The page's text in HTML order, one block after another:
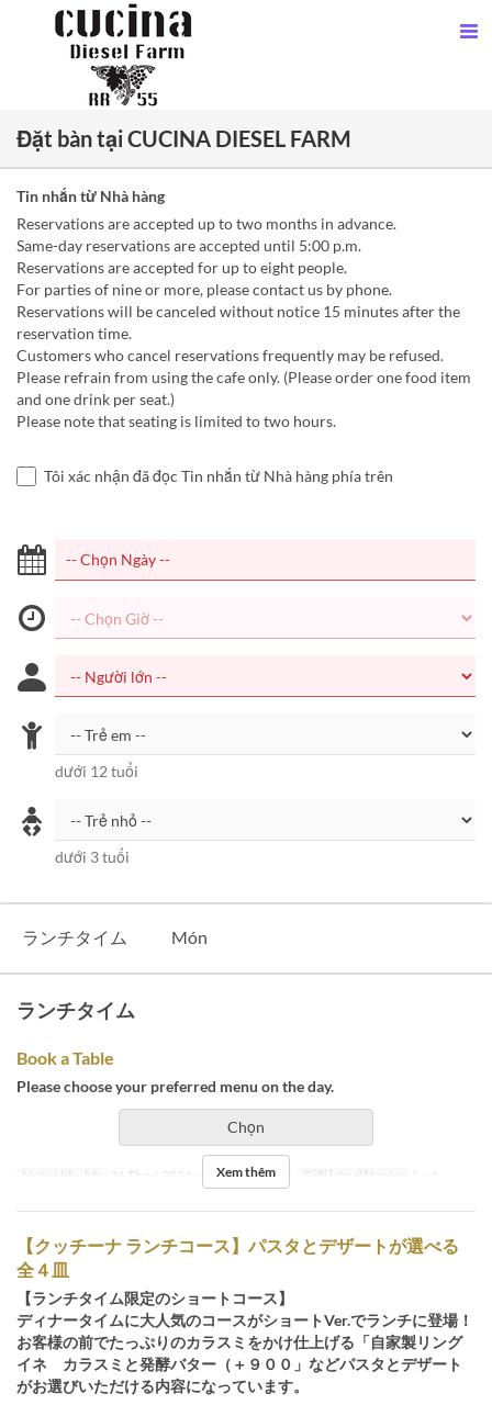
Đặt bàn tại CUCINA DIESEL FARM
Tin nhắn từ Nhà hàng
Reservations are accepted up to two months in advance.
Same-day reservations are accepted until 5:00 p.m.
Reservations are accepted for up to eight people.
For parties of nine or more, please contact us by phone.
Reservations will be canceled without notice 15 minutes after the
reservation time.
Customers who cancel reservations frequently may be refused.
Please refrain from using the cafe only. (Please order one food item
and one drink per seat.)
Please note that seating is limited to two hours.
Tôi xác nhận đã đọc Tin nhắn từ Nhà hàng phía trên
dưới 12 tuổi
dưới 3 tuổi
ランチタイム Món
ランチタイム
Book a Table
Please choose your preferred menu on the day.
Chọn
Ngày Hiệu lực 26 Thg 6 2024 ~ Bữa Bữa trưa Giới hạn dặt món 1 ~ 4
Xem thêm
【クッチーナ ランチコース】パスタとデザートが選べる
全４皿
【ランチタイム限定のショートコース】
ディナータイムに大人気のコースがショートVer.でランチに登場！
お客様の前でたっぷりのカラスミをかけ仕上げる「自家製リング
イネ カラスミと発酵バター（＋９００」などパスタとデザート
がお選びいただける内容になっています。